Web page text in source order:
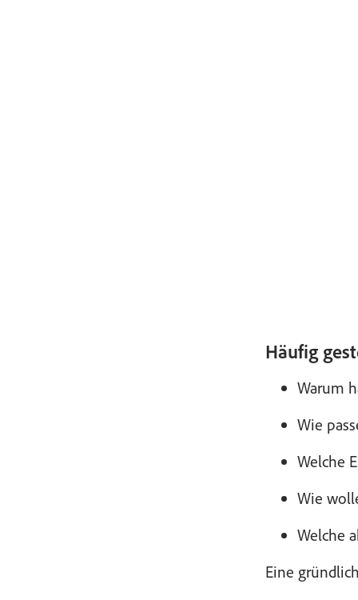
Häufig
Warum
Wie
Welche
Wie
Welche
Eine